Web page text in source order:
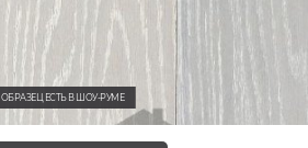
ОБРАЗЕЦ ЕСТЬ В ШОУ-РУМЕ